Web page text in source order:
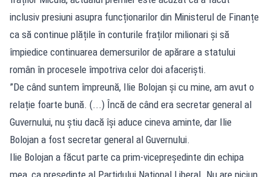
inclusiv presiuni asupra funcționarilor din Ministerul de Finanțe
ca să continue plățile în conturile fraților milionari și să
împiedice continuarea demersurilor de apărare a statului
român în procesele împotriva celor doi afaceriști.
”De când suntem împreună, Ilie Bolojan și cu mine, am avut o
relație foarte bună. (...) Încă de când era secretar general al
Guvernului, nu știu dacă își aduce cineva aminte, dar Ilie
Bolojan a fost secretar general al Guvernului.
Ilie Bolojan a făcut parte ca prim-vicepreședinte din echipa
mea, ca președinte al Partidului Național Liberal. Nu are niciun